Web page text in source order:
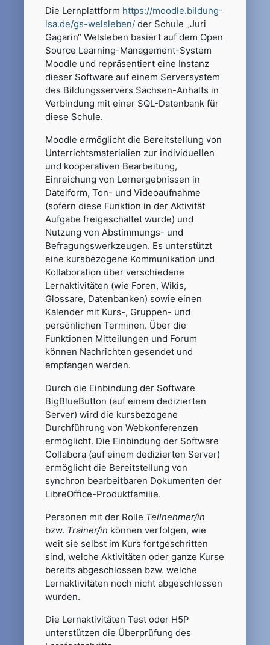
Die Lernplattform https://moodle.bildung-
lsa.de/gs-welsleben/ der Schule „Juri
Gagarin“ Welsleben basiert auf dem Open
Source Learning-Management-System
Moodle und repräsentiert eine Instanz
dieser Software auf einem Serversystem
des Bildungsservers Sachsen-Anhalts in
Verbindung mit einer SQL-Datenbank für
diese Schule.
Moodle ermöglicht die Bereitstellung von
Unterrichtsmaterialien zur individuellen
und kooperativen Bearbeitung,
Einreichung von Lernergebnissen in
Dateiform, Ton- und Videoaufnahme
(sofern diese Funktion in der Aktivität
Aufgabe freigeschaltet wurde) und
Nutzung von Abstimmungs- und
Befragungswerkzeugen. Es unterstützt
eine kursbezogene Kommunikation und
Kollaboration über verschiedene
Lernaktivitäten (wie Foren, Wikis,
Glossare, Datenbanken) sowie einen
Kalender mit Kurs-, Gruppen- und
persönlichen Terminen. Über die
Funktionen Mitteilungen und Forum
können Nachrichten gesendet und
empfangen werden.
Durch die Einbindung der Software
BigBlueButton (auf einem dedizierten
Server) wird die kursbezogene
Durchführung von Webkonferenzen
ermöglicht. Die Einbindung der Software
Collabora (auf einem dedizierten Server)
ermöglicht die Bereitstellung von
synchron bearbeitbaren Dokumenten der
LibreOffice-Produktfamilie.
Personen mit der Rolle Teilnehmer/in
bzw. Trainer/in können verfolgen, wie
weit sie selbst im Kurs fortgeschritten
sind, welche Aktivitäten oder ganze Kurse
bereits abgeschlossen bzw. welche
Lernaktivitäten noch nicht abgeschlossen
wurden.
Die Lernaktivitäten Test oder H5P
unterstützen die Überprüfung des